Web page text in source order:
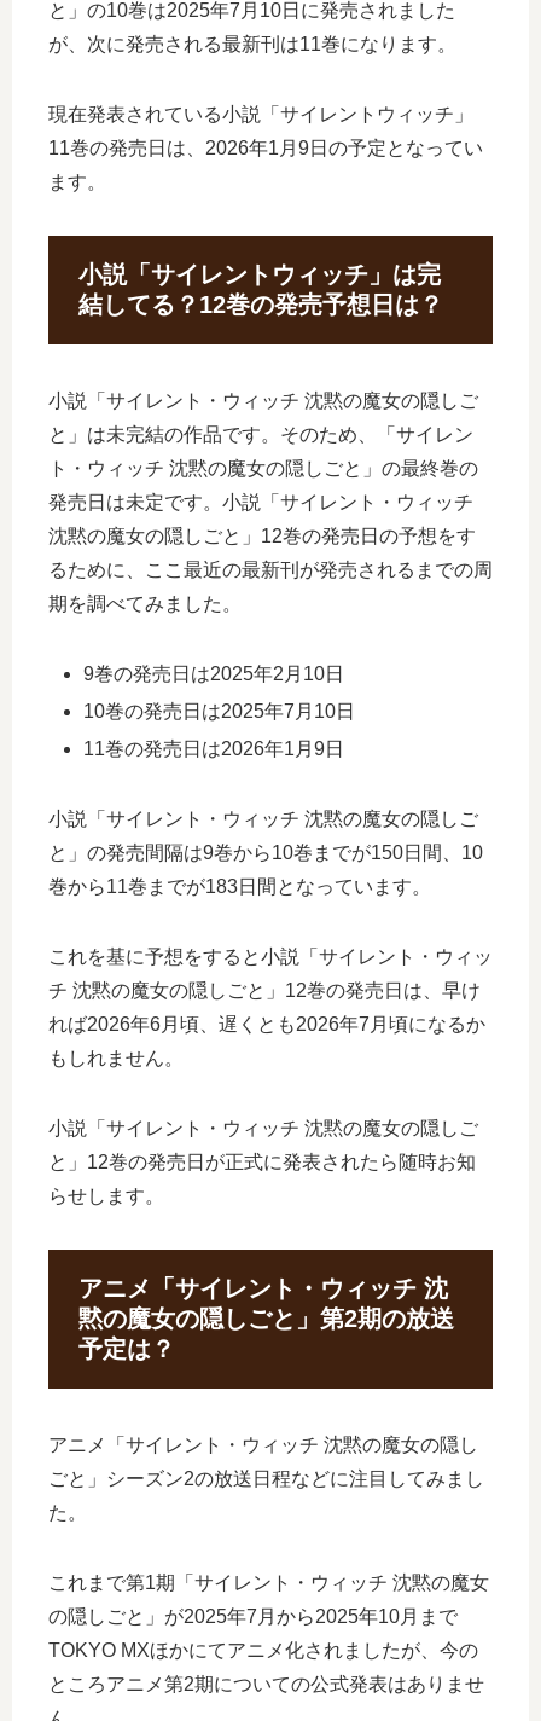
と」の10巻は2025年7月10日に発売されました
が、次に発売される最新刊は11巻になります。
現在発表されている小説「サイレントウィッチ」
11巻の発売日は、2026年1月9日の予定となってい
ます。
小説「サイレントウィッチ」は完
結してる？12巻の発売予想日は？
小説「サイレント・ウィッチ 沈黙の魔女の隠しご
と」は未完結の作品です。そのため、「サイレン
ト・ウィッチ 沈黙の魔女の隠しごと」の最終巻の
発売日は未定です。小説「サイレント・ウィッチ
沈黙の魔女の隠しごと」12巻の発売日の予想をす
るために、ここ最近の最新刊が発売されるまでの周
期を調べてみました。
9巻の発売日は2025年2月10日
10巻の発売日は2025年7月10日
11巻の発売日は2026年1月9日
小説「サイレント・ウィッチ 沈黙の魔女の隠しご
と」の発売間隔は9巻から10巻までが150日間、10
巻から11巻までが183日間となっています。
これを基に予想をすると小説「サイレント・ウィッ
チ 沈黙の魔女の隠しごと」12巻の発売日は、早け
れば2026年6月頃、遅くとも2026年7月頃になるか
もしれません。
小説「サイレント・ウィッチ 沈黙の魔女の隠しご
と」12巻の発売日が正式に発表されたら随時お知
らせします。
アニメ「サイレント・ウィッチ 沈
黙の魔女の隠しごと」第2期の放送
予定は？
アニメ「サイレント・ウィッチ 沈黙の魔女の隠し
ごと」シーズン2の放送日程などに注目してみまし
た。
これまで第1期「サイレント・ウィッチ 沈黙の魔女
の隠しごと」が2025年7月から2025年10月まで
TOKYO MXほかにてアニメ化されましたが、今の
ところアニメ第2期についての公式発表はありませ